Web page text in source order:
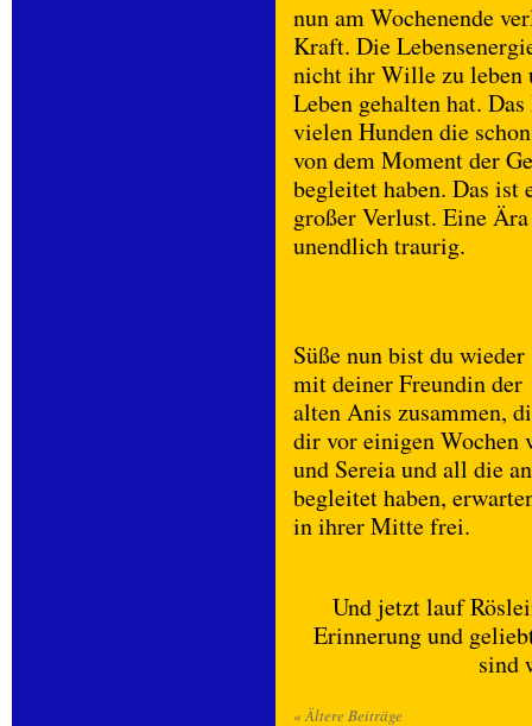
nun am Wochenende
Kraft. Die
nicht ihr Wille zu leben
Leben gehalten hat.
vielen Hunden die
von dem Moment der
begleitet haben. Das
großer Verlust. Eine
unendlich traurig.
Süße nun bist du wieder
mit deiner Freundin der
alten Anis zusammen,
dir vor einigen Wochen
und Sereia und all die
begleitet haben,
in ihrer Mitte frei.
Und jetzt lauf
Erinnerung und
sind
«Ältere Beiträge